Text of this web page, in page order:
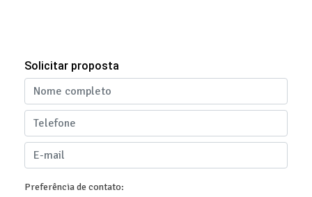
Solicitar proposta
Preferência de contato: